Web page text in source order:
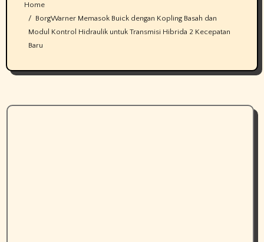
Home
BorgWarner Memasok Buick dengan Kopling Basah dan
Modul Kontrol Hidraulik untuk Transmisi Hibrida 2 Kecepatan
Baru